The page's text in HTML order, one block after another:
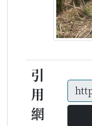
引
用
網